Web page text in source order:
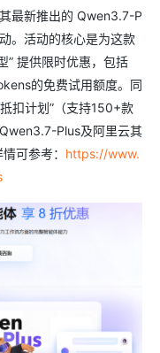
最新推出的 Qwen3.7-P
。活动的核心是为这款
” 提供限时优惠，包括
的免费试用额度。同
扣计划”（支持150+款
Plus及阿里云其
可参考： https://www.